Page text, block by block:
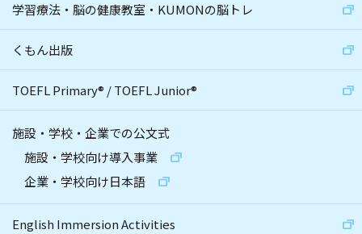
学習療法・脳の健康教室・KUMONの脳トレ
くもん出版
TOEFL Primary® /TOEFL Junior®
施設・学校・企業での公文式
施設・学校向け導入事業
企業・学校向け日本語
English Immersion Activities